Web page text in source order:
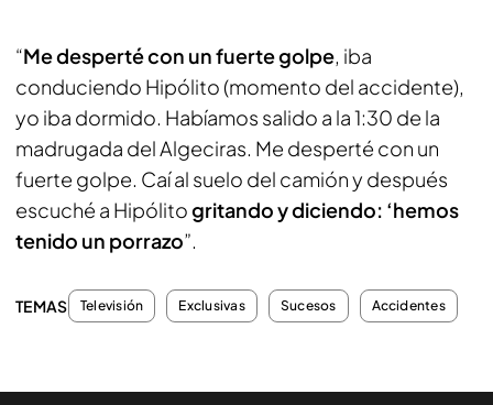
“Me desperté con un fuerte golpe, iba
conduciendo Hipólito (momento del accidente),
yo iba dormido. Habíamos salido a la 1:30 de la
madrugada del Algeciras. Me desperté con un
fuerte golpe. Caí al suelo del camión y después
escuché a Hipólitogritando y diciendo: ‘hemos
tenido un porrazo”.
TEMAS Televisión Exclusivas Sucesos Accidentes